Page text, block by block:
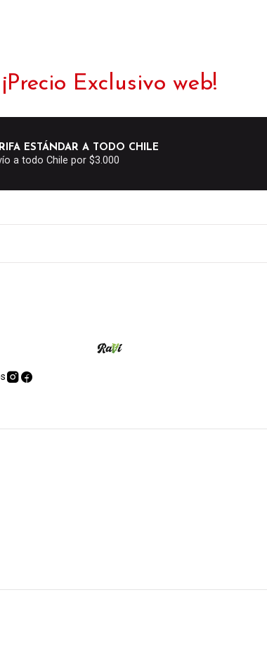
¡Precio Exclusivo web!
ESTÁNDAR A TODO CHILE
a todo Chile por $3.000